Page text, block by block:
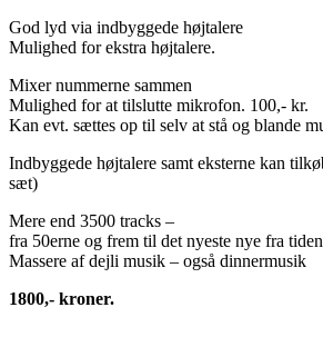
God lyd via indbyggede højtalere
Mulighed for ekstra højtalere.
Mixer nummerne sammen
Mulighed for at tilslutte mikrofon. 100,- kr.
Kan evt. sættes op til selv at stå og blande
Indbyggede højtalere samt eksterne kan
sæt)
Mere end 3500 tracks –
fra 50erne og frem til det nyeste nye fra
Massere af dejli musik – også dinnermusik
1800,- kroner.